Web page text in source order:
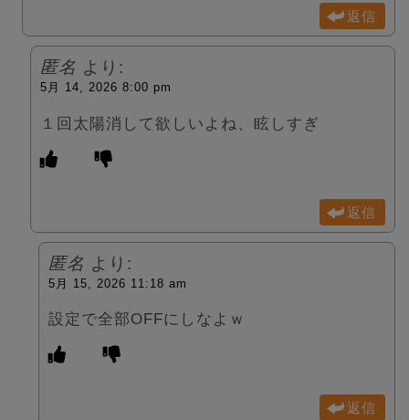
返信
匿名 より:
5月 14, 2026 8:00 pm
１回太陽消して欲しいよね、眩しすぎ
返信
匿名 より:
5月 15, 2026 11:18 am
設定で全部OFFにしなよｗ
返信